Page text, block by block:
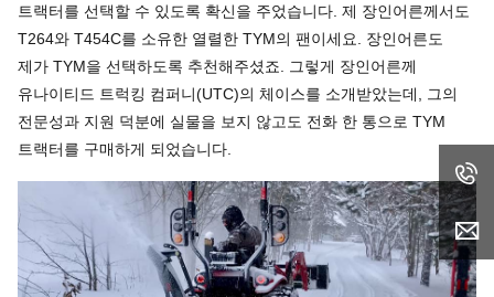
트랙터를 선택할 수 있도록 확신을 주었습니다. 제 장인어른께서도
T264와 T454C를 소유한 열렬한 TYM의 팬이세요. 장인어른도
제가 TYM을 선택하도록 추천해주셨죠. 그렇게 장인어른께
유나이티드 트럭킹 컴퍼니(UTC)의 체이스를 소개받았는데, 그의
전문성과 지원 덕분에 실물을 보지 않고도 전화 한 통으로 TYM
트랙터를 구매하게 되었습니다.